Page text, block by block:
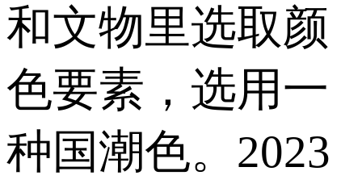
和文物里选取颜
色要素，选用一
种国潮色。2023